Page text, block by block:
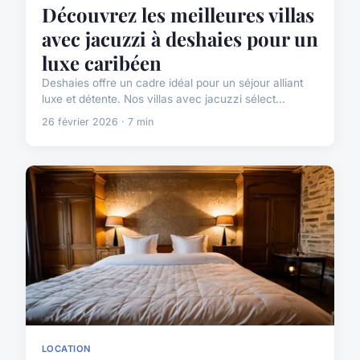
Découvrez les meilleures villas
avec jacuzzi à deshaies pour un
luxe caribéen
Deshaies offre un cadre idéal pour un séjour alliant
luxe et détente. Nos villas avec jacuzzi sélect...
26 février 2026 · 7 min
LOCATION